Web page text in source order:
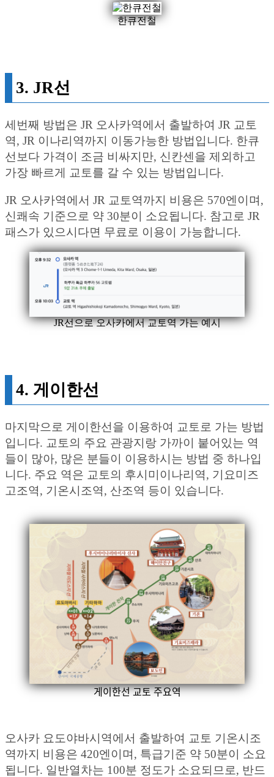
한큐전철
3. JR선
세번째 방법은 JR 오사카역에서 출발하여 JR 교토
역, JR 이나리역까지 이동가능한 방법입니다. 한큐
선보다 가격이 조금 비싸지만, 신칸센을 제외하고
가장 빠르게 교토를 갈 수 있는 방법입니다.
JR 오사카역에서 JR 교토역까지 비용은 570엔이며,
신쾌속 기준으로 약 30분이 소요됩니다. 참고로 JR
패스가 있으시다면 무료로 이용이 가능합니다.
JR선으로 오사카에서 교토역 가는 예시
4. 게이한선
마지막으로 게이한선을 이용하여 교토로 가는 방법
입니다. 교토의 주요 관광지랑 가까이 붙어있는 역
들이 많아, 많은 분들이 이용하시는 방법 중 하나입
니다. 주요 역은 교토의 후시미이나리역, 기요미즈
고조역, 기온시조역, 산조역 등이 있습니다.
게이한선 교토 주요역
오사카 요도야바시역에서 출발하여 교토 기온시조
역까지 비용은 420엔이며, 특급기준 약 50분이 소요
됩니다. 일반열차는 100분 정도가 소요되므로, 반드